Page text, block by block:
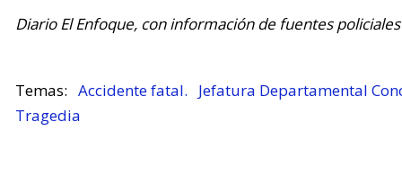
Diario El Enfoque, con información de fuentes
Accidente fatal.
Jefatura Departamental
Tragedia